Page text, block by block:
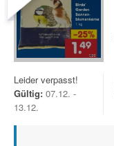
Leider verpasst!
Gültig: 07.12. -
13.12.